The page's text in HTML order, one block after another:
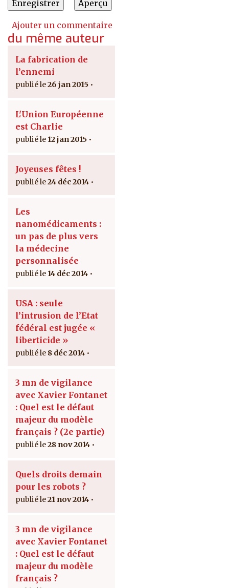
Ajouter un commentaire
du même auteur
La fabrication de
l’ennemi
26 jan 2015
L'Union Européenne
est Charlie
12 jan 2015
Joyeuses fêtes !
24 déc 2014
Les
nanomédicaments :
un pas de plus vers
la médecine
personnalisée
14 déc 2014
USA : seule
l’intrusion de l’Etat
fédéral est jugée «
liberticide »
8 déc 2014
3 mn de vigilance
avec Xavier Fontanet
: Quel est le défaut
majeur du modèle
français ? (2e partie)
28 nov 2014
Quels droits demain
pour les robots ?
21 nov 2014
3 mn de vigilance
avec Xavier Fontanet
: Quel est le défaut
majeur du modèle
français ?